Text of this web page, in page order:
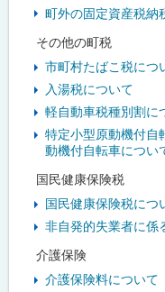
町外の固定資産税納
その他の町税
市町村たばこ税につ
入湯税について
軽自動車税種別割に
特定小型原動機付自
動機付自転車につい
国民健康保険税
国民健康保険税につ
非自発的失業者に係
介護保険
介護保険料について